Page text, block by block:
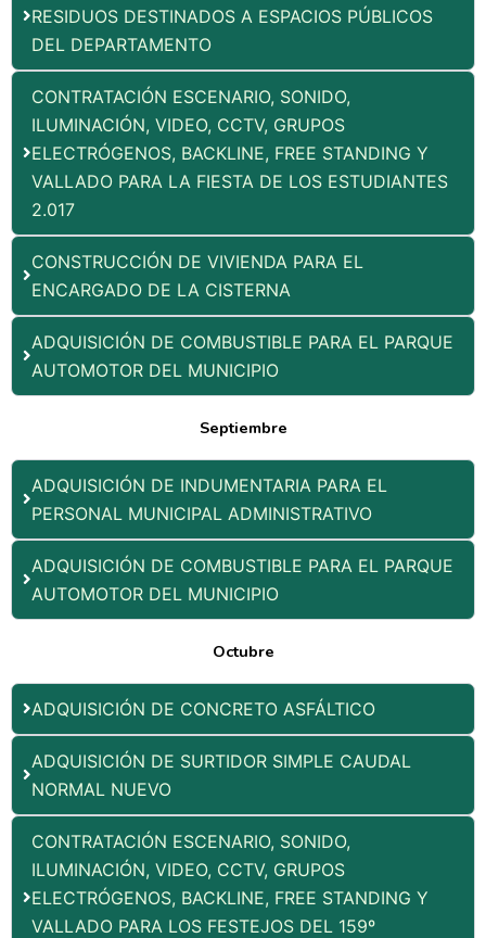
RESIDUOS DESTINADOS A ESPACIOS PÚBLICOS
DEL DEPARTAMENTO
CONTRATACIÓN ESCENARIO, SONIDO,
ILUMINACIÓN, VIDEO, CCTV, GRUPOS
ELECTRÓGENOS, BACKLINE, FREE STANDING Y
VALLADO PARA LA FIESTA DE LOS ESTUDIANTES
2.017
CONSTRUCCIÓN DE VIVIENDA PARA EL
ENCARGADO DE LA CISTERNA
ADQUISICIÓN DE COMBUSTIBLE PARA EL PARQUE
AUTOMOTOR DEL MUNICIPIO
Septiembre
ADQUISICIÓN DE INDUMENTARIA PARA EL
PERSONAL MUNICIPAL ADMINISTRATIVO
ADQUISICIÓN DE COMBUSTIBLE PARA EL PARQUE
AUTOMOTOR DEL MUNICIPIO
Octubre
ADQUISICIÓN DE CONCRETO ASFÁLTICO
ADQUISICIÓN DE SURTIDOR SIMPLE CAUDAL
NORMAL NUEVO
CONTRATACIÓN ESCENARIO, SONIDO,
ILUMINACIÓN, VIDEO, CCTV, GRUPOS
ELECTRÓGENOS, BACKLINE, FREE STANDING Y
VALLADO PARA LOS FESTEJOS DEL 159º